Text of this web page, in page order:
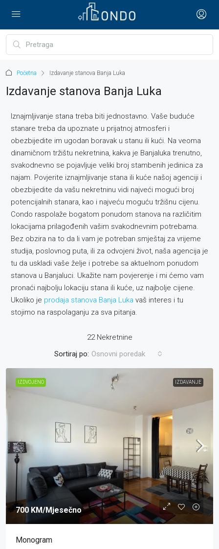
Početna Izdavanje stanova Banja Luka
Izdavanje stanova Banja Luka
Iznajmljivanje stana treba biti jednostavno. Vaše buduće
stanare treba da upoznate u prijatnoj atmosferi i
obezbijedite im ugodan boravak u stanu ili kući. Na veoma
dinamičnom tržištu nekretnina, kakva je Banjaluka trenutno,
svakodnevno se pojavljuje veliki broj stambenih jedinica za
najam. Povjerite iznajmljivanje stana ili kuće našoj agenciji i
obezbijedite da vašu nekretninu vidi najveći mogući broj
potencijalnih stanara, kao i najveću moguću tržišnu cijenu.
Condo raspolaže bogatom ponudom stanova na različitim
lokacijama prilagođenih vašim svakodnevnim potrebama.
Bez obzira na to da li vam je potreban smještaj za vrijeme
studija, poslovnog puta, ili za odvojeni život, naša agencija je
tu da uskladi vaše želje i potrebe sa aktuelnom ponudom
stanova u Banjaluci. Ukažite nam povjerenje i mi ćemo vam
pronaći najbolju lokaciju stana ili kuće, uz najbolje cijene.
Ukoliko je prodaja stanova Banja Luka vaš interes i tu
stojimo na raspolaganju za sva pitanja.
22 Nekretnine
Sortiraj po: Osnovni poredak
IZDVOJENO IZDAVANJE
700 KM/Mjesečno
Monogram